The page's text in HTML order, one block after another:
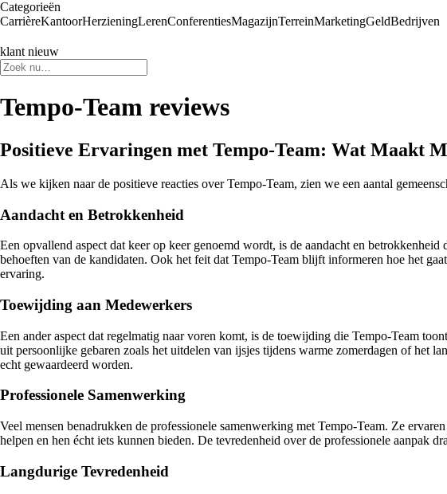
Categorieën
CarrièreKantoorHerzieningLerenConferentiesMagazijnTerreinMarketingGeldBedrijven
klant nieuw
Tempo-Team reviews
Positieve Ervaringen met Tempo-Team: Wat Maakt
Als we kijken naar de positieve reacties over Tempo-Team, zien we een aantal
Aandacht en Betrokkenheid
Een opvallend aspect dat keer op keer genoemd wordt, is de aandacht en
behoeften van de kandidaten. Ook het feit dat Tempo-Team blijft informeren hoe het
ervaring.
Toewijding aan Medewerkers
Een ander aspect dat regelmatig naar voren komt, is de toewijding die Tempo-Team
uit persoonlijke gebaren zoals het uitdelen van ijsjes tijdens warme zomerdagen of het
echt gewaardeerd worden.
Professionele Samenwerking
Veel mensen benadrukken de professionele samenwerking met Tempo-Team. Ze
helpen en hen écht iets kunnen bieden. De tevredenheid over de professionele aanpak
Langdurige Tevredenheid